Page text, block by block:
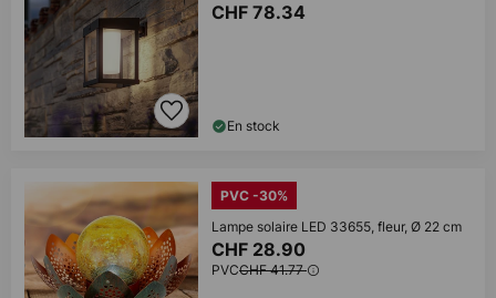
CHF 78.34
En stock
PVC -30%
Lampe solaire LED 33655, fleur, Ø 22 cm
CHF 28.90
PVCCHF 41.77